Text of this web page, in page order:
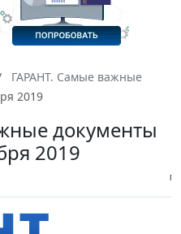
ГАРАНТ. Самые важные
2019
документы
2019